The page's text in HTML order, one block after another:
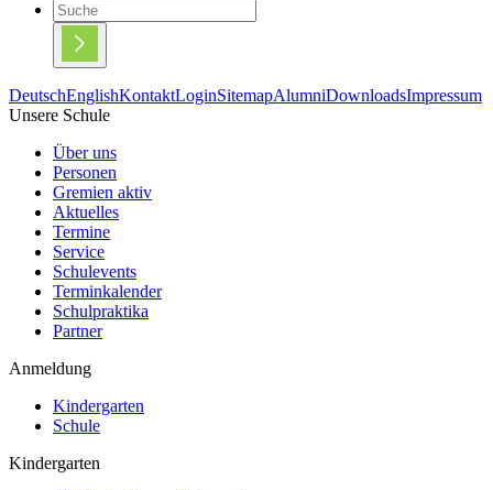
DeutschEnglishKontaktLoginSitemapAlumniDownloadsImpressum
Unsere Schule
Über uns
Personen
Gremien aktiv
Aktuelles
Termine
Service
Schulevents
Terminkalender
Schulpraktika
Partner
Anmeldung
Kindergarten
Schule
Kindergarten